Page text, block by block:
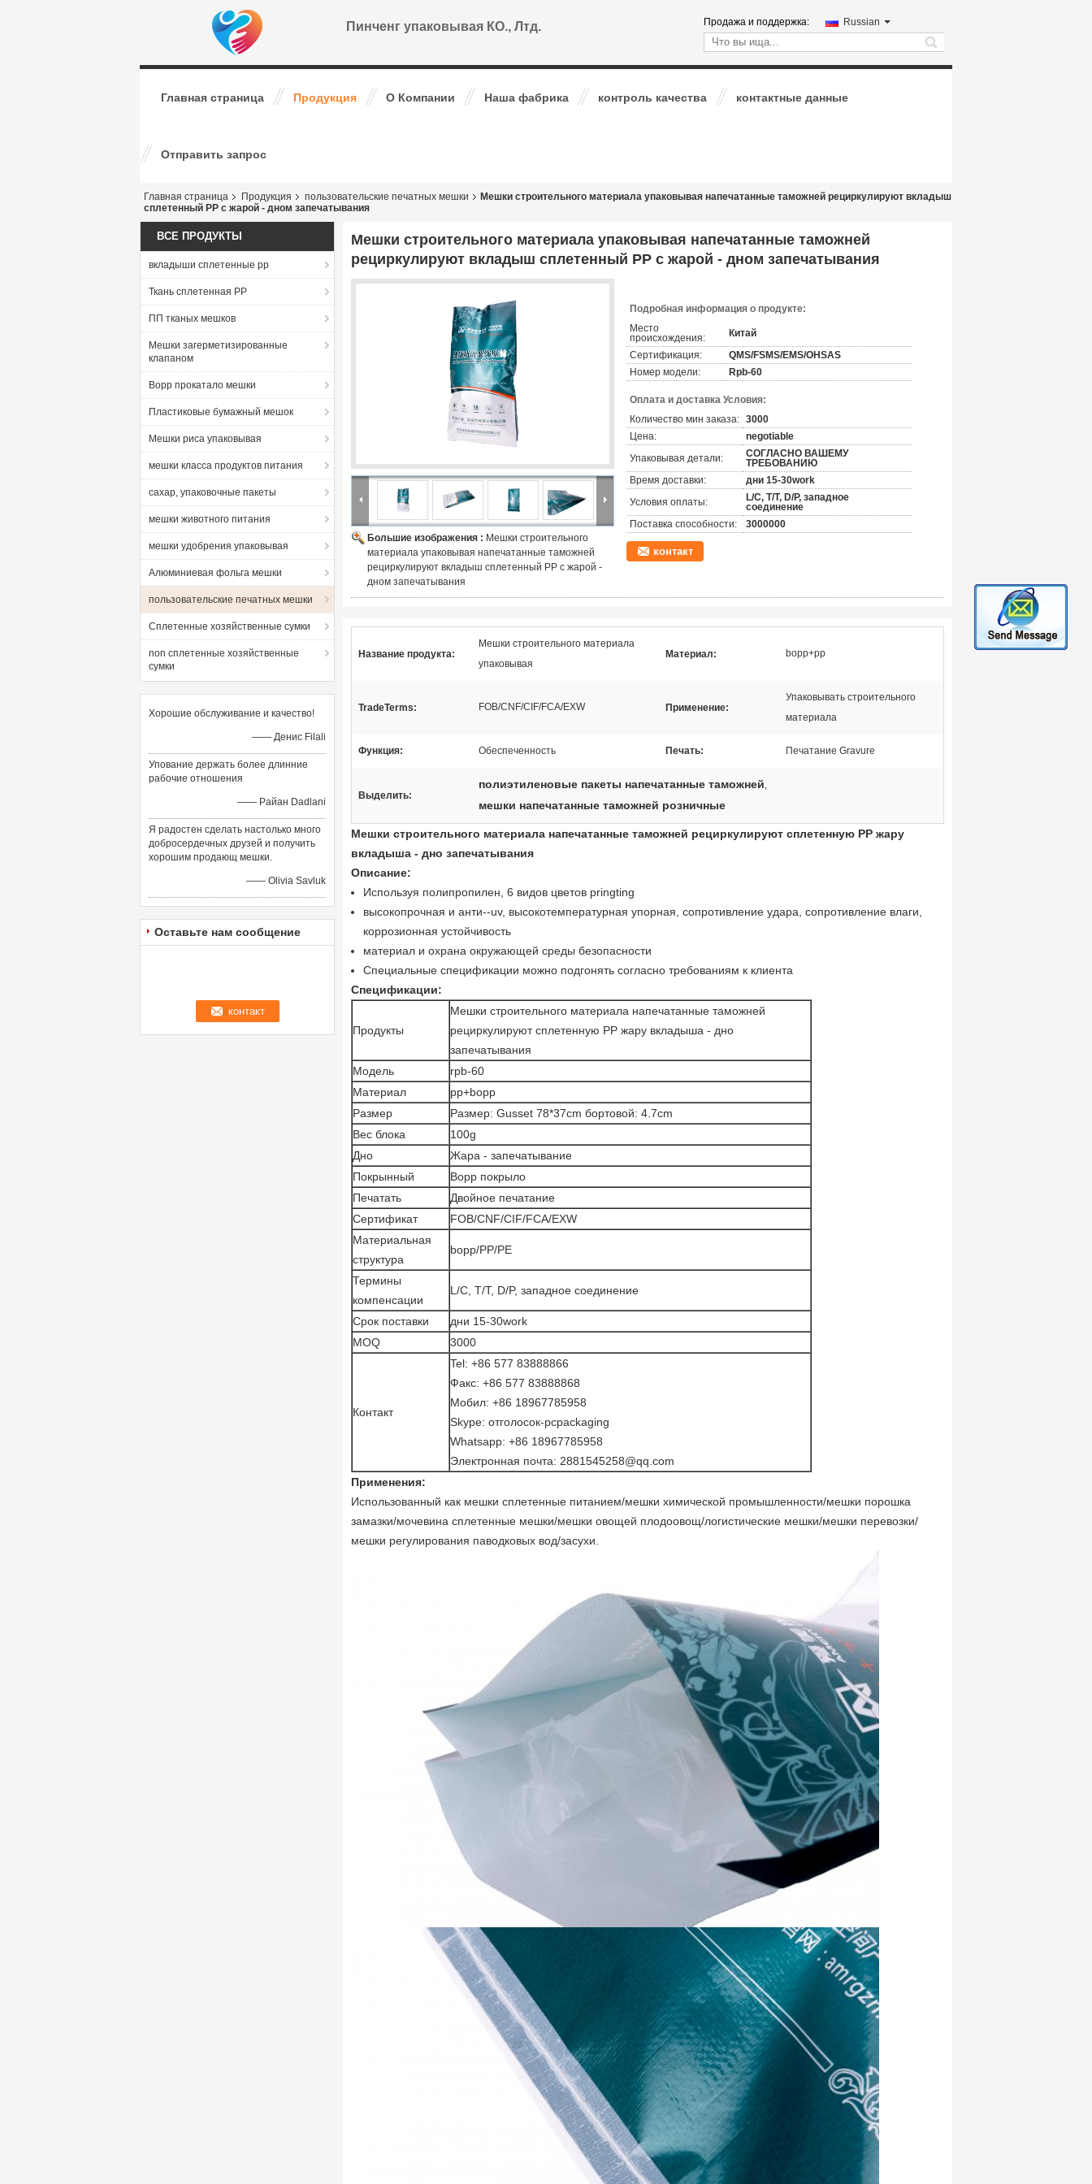
Пинченг упаковывая КО., Лтд. Продажа и поддержка: Russian
search
Главная страница Продукция О Компании Наша фабрика контроль качества контактные данные
Отправить запрос
Главная страница Продукция пользовательские печатных мешки
Мешки строительного материала упаковывая напечатанные таможней рециркулируют вкладыш
сплетенный PP с жарой - дном запечатывания
ВСЕ ПРОДУКТЫ
вкладыши сплетенные pp
Ткань сплетенная PP
ПП тканых мешков
Мешки загерметизированные
клапаном
Bopp прокатало мешки
Пластиковые бумажный мешок
Мешки риса упаковывая
мешки класса продуктов питания
сахар, упаковочные пакеты
мешки животного питания
мешки удобрения упаковывая
Алюминиевая фольга мешки
пользовательские печатных мешки
Сплетенные хозяйственные сумки
non сплетенные хозяйственные
сумки
Хорошие обслуживание и качество!
—— Денис Filali
Упование держать более длинние
рабочие отношения
—— Райан Dadlani
Я радостен сделать настолько много
добросердечных друзей и получить
хорошим продающ мешки.
—— Olivia Savluk
Оставьте нам сообщение
Мешки строительного материала упаковывая напечатанные таможней
рециркулируют вкладыш сплетенный PP с жарой - дном запечатывания
Большие изображения : Мешки строительного
материала упаковывая напечатанные таможней
рециркулируют вкладыш сплетенный PP с жарой -
дном запечатывания
Подробная информация о продукте:
Место
происхождения:
Китай
Сертификация:
QMS/FSMS/EMS/OHSAS
Номер модели:
Rpb-60
Оплата и доставка Условия:
Количество мин заказа: 3000
Цена:
negotiable
Упаковывая детали:
СОГЛАСНО ВАШЕМУ
ТРЕБОВАНИЮ
Время доставки:
дни 15-30work
Условия оплаты:
L/C, T/T, D/P, западное
соединение
Поставка способности:
3000000
контакт
Название продукта:
Мешки строительного материала
упаковывая
Материал: bopp+pp
TradeTerms: FOB/CNF/CIF/FCA/EXW Применение:
Упаковывать строительного
материала
Функция: Обеспеченность Печать: Печатание Gravure
Выделить:
полиэтиленовые пакеты напечатанные таможней,
мешки напечатанные таможней розничные
Мешки строительного материала напечатанные таможней рециркулируют сплетенную PP жару
вкладыша - дно запечатывания
Описание:
Используя полипропилен, 6 видов цветов pringting
высокопрочная и анти--uv, высокотемпературная упорная, сопротивление удара, сопротивление влаги,
коррозионная устойчивость
материал и охрана окружающей среды безопасности
Специальные спецификации можно подгонять согласно требованиям к клиента
Спецификации:
Продукты
Мешки строительного материала напечатанные таможней
рециркулируют сплетенную PP жару вкладыша - дно
запечатывания
Модель
rpb-60
Материал
pp+bopp
Размер
Размер: Gusset 78*37cm бортовой: 4.7cm
Вес блока
100g
Дно
Жара - запечатывание
Покрынный
Bopp покрыло
Печатать
Двойное печатание
Сертификат
FOB/CNF/CIF/FCA/EXW
Материальная
структура
bopp/PP/PE
Термины
компенсации
L/C, T/T, D/P, западное соединение
Срок поставки
дни 15-30work
MOQ
3000
Контакт
Tel: +86 577 83888866
Факс: +86 577 83888868
Мобил: +86 18967785958
Skype: отголосок-pcpackaging
Whatsapp: +86 18967785958
Электронная почта: 2881545258@qq.com
Применения:
Использованный как мешки сплетенные питанием/мешки химической промышленности/мешки порошка
замазки/мочевина сплетенные мешки/мешки овощей плодоовощ/логистические мешки/мешки перевозки/
мешки регулирования паводковых вод/засухи.